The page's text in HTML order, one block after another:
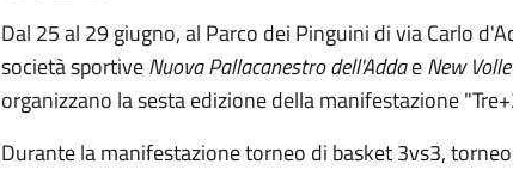
Dal 25 al 29 giugno, al Parco dei Pinguini di via Carlo
società sportiveNuova Pallacanestro dell'AddaeNew
organizzano la sesta edizione della manifestazione
Durante la manifestazione torneo di basket 3vs3,